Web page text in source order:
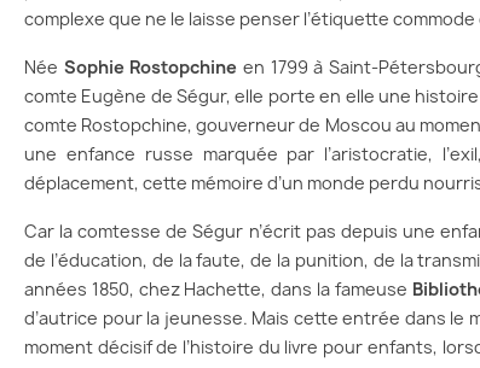
complexe que ne le laisse penser l’étiquette
Née Sophie Rostopchine en 1799 à Saint-
comte Eugène de Ségur, elle porte en elle une
comte Rostopchine, gouverneur de Moscou au
une enfance russe marquée par l’aristocratie,
déplacement, cette mémoire d’un monde perdu
Car la comtesse de Ségur n’écrit pas depuis une
de l’éducation, de la faute, de la punition, de la
années 1850, chez Hachette, dans la fameuse
d’autrice pour la jeunesse. Mais cette entrée dans le
moment décisif de l’histoire du livre pour enfants,